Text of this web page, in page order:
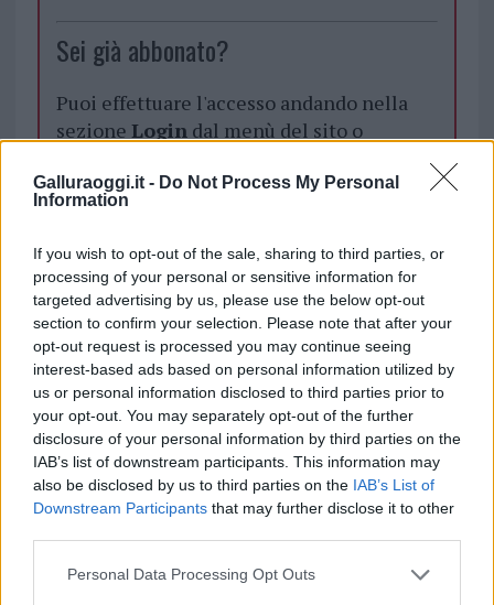
Galluraoggi.it - Do Not Process My Personal
Information
If you wish to opt-out of the sale, sharing to third parties, or
processing of your personal or sensitive information for
targeted advertising by us, please use the below opt-out
section to confirm your selection. Please note that after your
opt-out request is processed you may continue seeing
interest-based ads based on personal information utilized by
us or personal information disclosed to third parties prior to
your opt-out. You may separately opt-out of the further
disclosure of your personal information by third parties on the
IAB’s list of downstream participants. This information may
also be disclosed by us to third parties on the IAB’s List of
Downstream Participants that may further disclose it to other
Please note that this website/app uses one or more Google
Personal Data Processing Opt Outs
Sei già abbonato?
Puoi effettuare l'accesso andando nella
sezione Logindal menù del sito o
Incendi Sardegna
Incendio Oristano
Onoranze Funebri Taffo
Taffo Funeral Services
Taffo Sardegna
Inviaci le tue segnalazioni,
i tuoi video e le tue foto
Su WhatsApp al numero +39
345 356 7512
Notizie in tempo reale?